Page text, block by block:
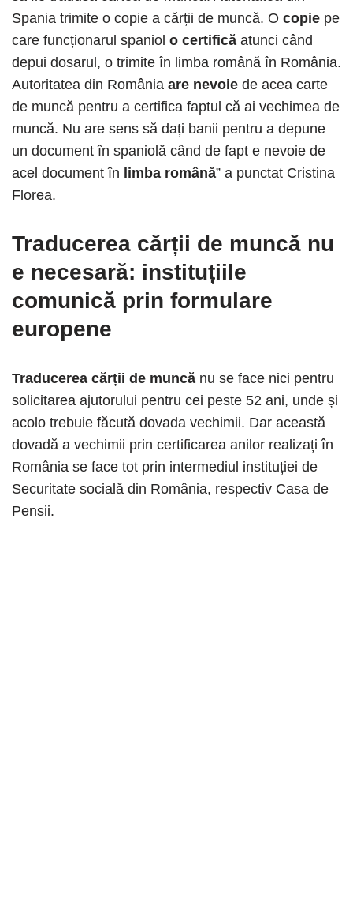
Spania trimite o copie a cărții de muncă. O copie pe
care funcționarul spaniol o certifică atunci când
depui dosarul, o trimite în limba română în România.
Autoritatea din România are nevoie de acea carte
de muncă pentru a certifica faptul că ai vechimea de
muncă. Nu are sens să dați banii pentru a depune
un document în spaniolă când de fapt e nevoie de
acel document în limba română” a punctat Cristina
Florea.
Traducerea cărții de muncă nu
e necesară: instituțiile
comunică prin formulare
europene
Traducerea cărții de muncă nu se face nici pentru
solicitarea ajutorului pentru cei peste 52 ani, unde și
acolo trebuie făcută dovada vechimii. Dar această
dovadă a vechimii prin certificarea anilor realizați în
România se face tot prin intermediul instituției de
Securitate socială din România, respectiv Casa de
Pensii.